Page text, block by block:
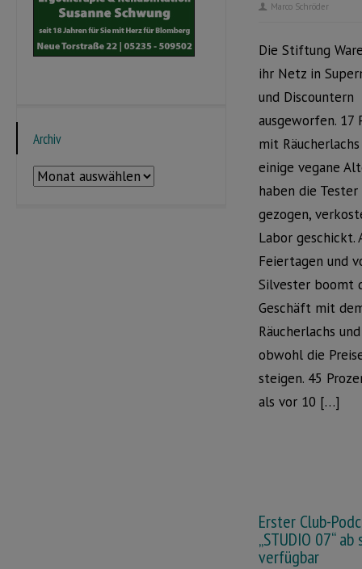
Marco Schröder
Die Stiftung
ihr Netz in
und Discountern
ausgeworfen. 17
mit
einige vegane
haben die Tester
gezogen,
Labor geschickt.
Feiertagen und
Silvester boomt
Geschäft mit
Räucherlachs
obwohl die
steigen. 45
als vor 10 […]
Erster Club-
„STUDIO 07“
verfügbar
Archiv
Archiv